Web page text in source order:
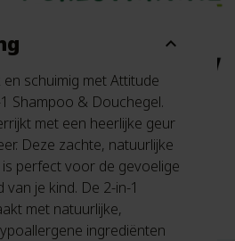
expand_more
schuimig met Attitude
Shampoo & Douchegel.
met een heerlijke geur
Deze zachte, natuurlijke
perfect voor de gevoelige
je kind. De 2-in-1
met natuurlijke,
ingrediënten